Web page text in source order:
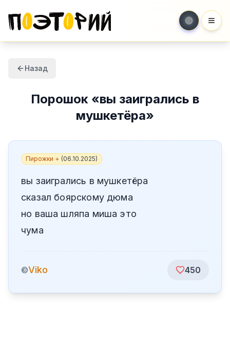
Назад
Порошок «вы заигрались в
мушкетёра»
Пирожки + (06.10.2025)
вы заигрались в мушкетёра
сказал боярскому дюма
но ваша шляпа миша это
чума
©Viko 450